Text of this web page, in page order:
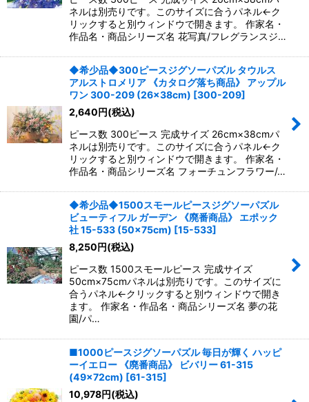
ネルは別売りです。このサイズに合うパネル←ク
リックすると別ウィンドウで開きます。 作家名・
作品名・商品シリーズ名 花写真/フレグランスジ…
◆希少品◆300ピースジグソーパズル タウルス
アルストロメリア 《カタログ落ち商品》 アップル
ワン 300-209 (26×38cm) [300-209]
2,640円(税込)
ピース数 300ピース 完成サイズ 26cm×38cmパ
ネルは別売りです。このサイズに合うパネル←ク
リックすると別ウィンドウで開きます。 作家名・
作品名・商品シリーズ名 フォーチュンフラワー/…
◆希少品◆1500スモールピースジグソーパズル
ビューティフル ガーデン 《廃番商品》 エポック
社 15-533 (50×75cm) [15-533]
8,250円(税込)
ピース数 1500スモールピース 完成サイズ
50cm×75cmパネルは別売りです。このサイズに
合うパネル←クリックすると別ウィンドウで開き
ます。 作家名・作品名・商品シリーズ名 夢の花
園/パ…
■1000ピースジグソーパズル 毎日が輝く ハッピ
ーイエロー 《廃番商品》 ビバリー 61-315
(49×72cm) [61-315]
10,978円(税込)